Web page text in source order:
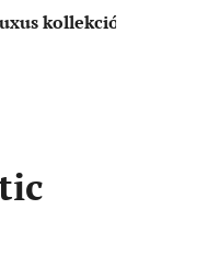
kollekció